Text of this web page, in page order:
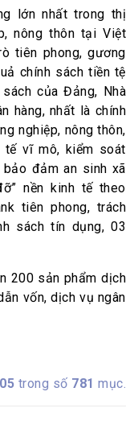
lớn nhất trong thị
nông thôn tại Việt
tiên phong, gương
chính sách tiền tệ
của Đảng, Nhà
hàng, nhất là chính
nghiệp, nông thôn,
tế vĩ mô, kiểm soát
đảm an sinh xã
nền kinh tế theo
tiên phong, trách
sách tín dụng, 03
200 sản phẩm dịch
vốn, dịch vụ ngân
trong số 781 mục.